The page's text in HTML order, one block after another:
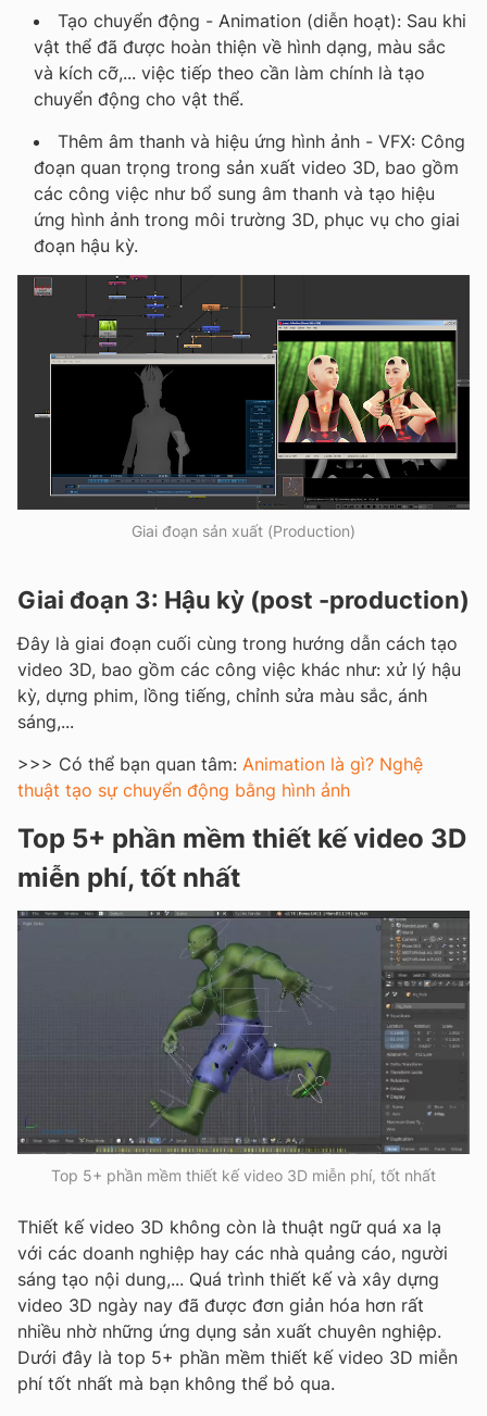
Tạo chuyển động - Animation (diễn hoạt): Sau khi
vật thể đã được hoàn thiện về hình dạng, màu sắc
và kích cỡ,... việc tiếp theo cần làm chính là tạo
chuyển động cho vật thể.
Thêm âm thanh và hiệu ứng hình ảnh - VFX: Công
đoạn quan trọng trong sản xuất video 3D, bao gồm
các công việc như bổ sung âm thanh và tạo hiệu
ứng hình ảnh trong môi trường 3D, phục vụ cho giai
đoạn hậu kỳ.
Giai đoạn sản xuất (Production)
Giai đoạn 3: Hậu kỳ (post -production)
Đây là giai đoạn cuối cùng trong hướng dẫn cách tạo
video 3D, bao gồm các công việc khác như: xử lý hậu
kỳ, dựng phim, lồng tiếng, chỉnh sửa màu sắc, ánh
sáng,...
>>> Có thể bạn quan tâm: Animation là gì? Nghệ
thuật tạo sự chuyển động bằng hình ảnh
Top 5+ phần mềm thiết kế video 3D
miễn phí, tốt nhất
Top 5+ phần mềm thiết kế video 3D miễn phí, tốt nhất
Thiết kế video 3D không còn là thuật ngữ quá xa lạ
với các doanh nghiệp hay các nhà quảng cáo, người
sáng tạo nội dung,... Quá trình thiết kế và xây dựng
video 3D ngày nay đã được đơn giản hóa hơn rất
nhiều nhờ những ứng dụng sản xuất chuyên nghiệp.
Dưới đây là top 5+ phần mềm thiết kế video 3D miễn
phí tốt nhất mà bạn không thể bỏ qua.